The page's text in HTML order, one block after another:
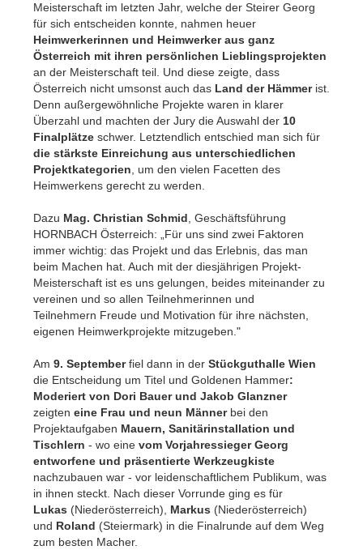
Meisterschaft im letzten Jahr, welche der Steirer Georg
für sich entscheiden konnte, nahmen heuer
Heimwerkerinnen und Heimwerker aus ganz
Österreich mit ihren persönlichen Lieblingsprojekten
an der Meisterschaft teil. Und diese zeigte, dass
Österreich nicht umsonst auch das Land der Hämmerist.
Denn außergewöhnliche Projekte waren in klarer
Überzahl und machten der Jury die Auswahl der 10
Finalplätze schwer. Letztendlich entschied man sich für
die stärkste Einreichung aus unterschiedlichen
Projektkategorien , um den vielen Facetten des
Heimwerkens gerecht zu werden.
Dazu Mag. Christian Schmid , Geschäftsführung
HORNBACH Österreich: „Für uns sind zwei Faktoren
immer wichtig: das Projekt und das Erlebnis, das man
beim Machen hat. Auch mit der diesjährigen Projekt-
Meisterschaft ist es uns gelungen, beides miteinander zu
vereinen und so allen Teilnehmerinnen und
Teilnehmern Freude und Motivation für ihre nächsten,
eigenen Heimwerkprojekte mitzugeben."
Am 9. Septemberfiel dann in der Stückguthalle Wien
die Entscheidung um Titel und Goldenen Hammer:
Moderiert von Dori Bauer und Jakob Glanzner
zeigten eine Frau und neun Männer bei den
Projektaufgaben Mauern, Sanitärinstallation und
Tischlern - wo eine vom Vorjahressieger Georg
entworfene und präsentierte Werkzeugkiste
nachzubauen war - vor leidenschaftlichem Publikum, was
in ihnen steckt. Nach dieser Vorrunde ging es für
Lukas (Niederösterreich), Markus (Niederösterreich)
und Roland (Steiermark) in die Finalrunde auf dem Weg
zum besten Macher.